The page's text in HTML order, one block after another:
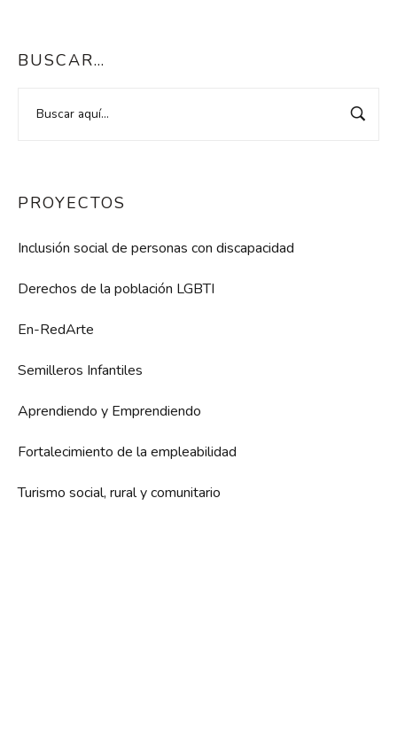
BUSCAR…
PROYECTOS
Inclusión social de personas con discapacidad
Derechos de la población LGBTI
En-RedArte
Semilleros Infantiles
Aprendiendo y Emprendiendo
Fortalecimiento de la empleabilidad
Turismo social, rural y comunitario